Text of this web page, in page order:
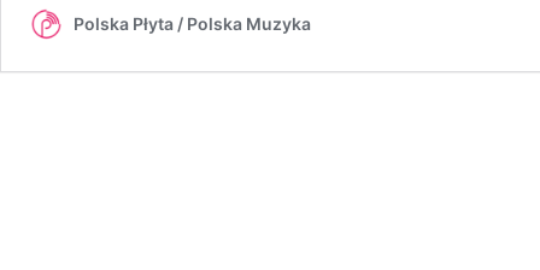
Polska Płyta / Polska Muzyka